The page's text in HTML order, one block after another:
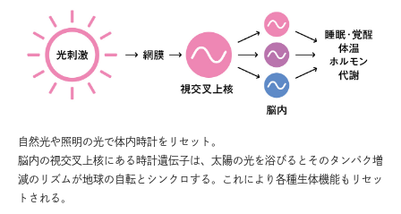
自然光や照明の光で体内時計をリセット。
脳内の視交叉上核にある時計遺伝子は、太陽の光を浴びるとそのタンパク増
減のリズムが地球の自転とシンクロする。これにより各種生体機能もリセッ
トされる。